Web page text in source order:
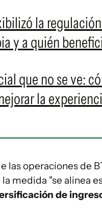
la
y a quién
que no se ve:
la
las operaciones de
medida "se alinea
de